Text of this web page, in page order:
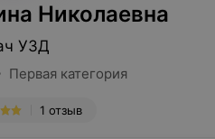
Николаевна
УЗД
категория
1 отзыв